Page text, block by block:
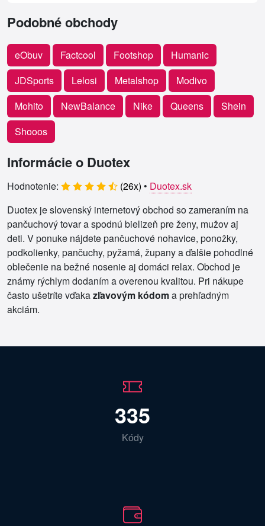
Podobné obchody
eObuv Factcool Footshop
Humanic
JDSports
Lelosi Metalshop
Modivo
Mohito
NewBalance Nike Queens
Shein
Shooos
Informácie o Duotex
Hodnotenie: (26x) • Duotex.sk
Duotex je slovenský internetový obchod so zameraním na
pančuchový tovar a spodnú bielizeň pre ženy, mužov aj
deti. V ponuke nájdete pančuchové nohavice, ponožky,
podkolienky, pančuchy, pyžamá, župany a ďalšie pohodlné
oblečenie na bežné nosenie aj domáci relax. Obchod je
známy rýchlym dodaním a overenou kvalitou. Pri nákupe
často ušetríte vďakazľavovým kódoma prehľadným
akciám.
335
Kódy